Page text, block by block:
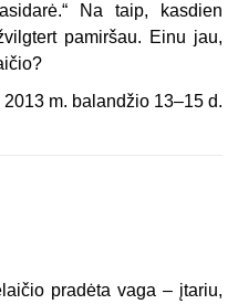
Na taip, kasdien
pamiršau. Einu jau,
m. balandžio 13–15 d.
pradėta vaga – įtariu,